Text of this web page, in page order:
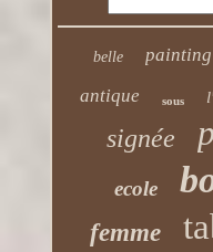
belle painting
antique sous
signée
ecole
femme